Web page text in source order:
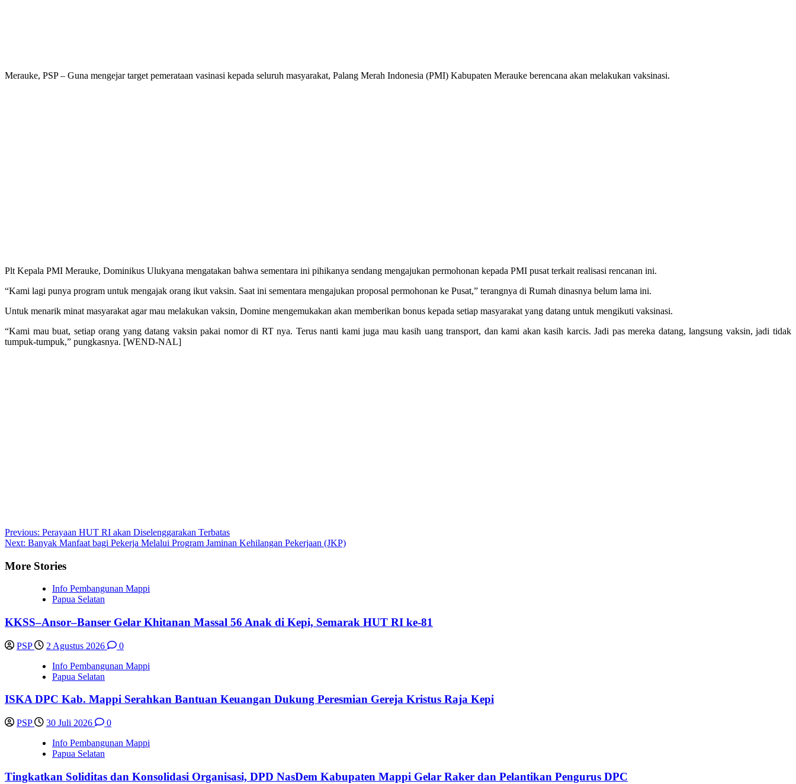
Merauke, PSP – Guna mengejar target pemerataan vasinasi kepada seluruh masyarakat, Palang Merah Indonesia (PMI) Kabupaten Merauke berencana akan melakukan vaksinasi.
Plt Kepala PMI Merauke, Dominikus Ulukyana mengatakan bahwa sementara ini pihikanya sendang mengajukan permohonan kepada PMI pusat terkait realisasi rencanan ini.
“Kami lagi punya program untuk mengajak orang ikut vaksin. Saat ini sementara mengajukan proposal permohonan ke Pusat,” terangnya di Rumah dinasnya belum lama ini.
Untuk menarik minat masyarakat agar mau melakukan vaksin, Domine mengemukakan akan memberikan bonus kepada setiap masyarakat yang datang untuk mengikuti vaksinasi.
“Kami mau buat, setiap orang yang datang vaksin pakai nomor di RT nya. Terus nanti kami juga mau kasih uang transport, dan kami akan kasih karcis. Jadi pas mereka datang, langsung vaksin, jadi tidak
tumpuk-tumpuk,” pungkasnya. [WEND-NAL]
Post
navigation
Previous: Perayaan HUT RI akan Diselenggarakan Terbatas
Next: Banyak Manfaat bagi Pekerja Melalui Program Jaminan Kehilangan Pekerjaan (JKP)
More Stories
Info Pembangunan Mappi
Papua Selatan
KKSS–Ansor–Banser Gelar Khitanan Massal 56 Anak di Kepi, Semarak HUT RI ke-81
PSP 2 Agustus 2026
0
Info Pembangunan Mappi
Papua Selatan
ISKA DPC Kab. Mappi Serahkan Bantuan Keuangan Dukung Peresmian Gereja Kristus Raja Kepi
PSP 30 Juli 2026
0
Info Pembangunan Mappi
Papua Selatan
Tingkatkan Soliditas dan Konsolidasi Organisasi, DPD NasDem Kabupaten Mappi Gelar Raker dan Pelantikan Pengurus DPC